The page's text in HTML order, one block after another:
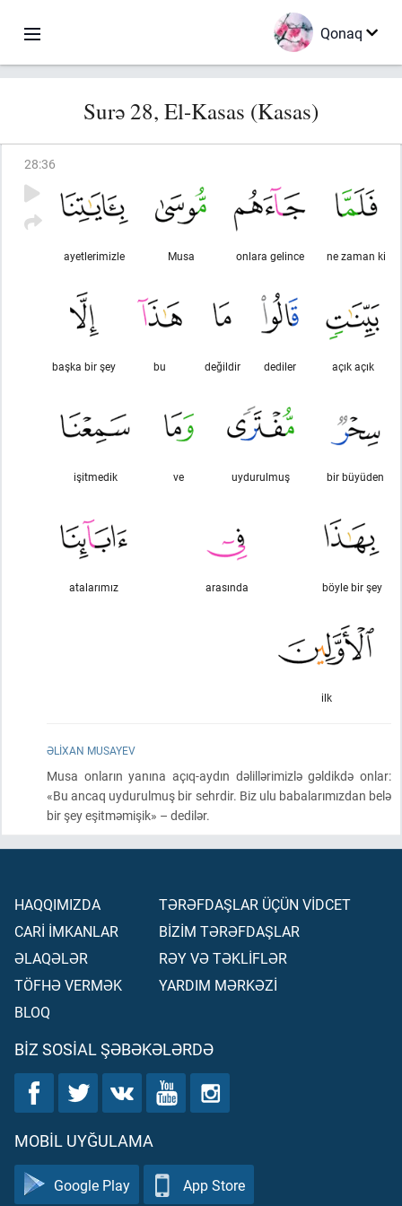
Qonaq
Surə 28, El-Kasas (Kasas)
28:36
ne zaman ki
onlara gelince
Musa
ayetlerimizle
açık açık
dediler
değildir
bu
başka bir şey
bir büyüden
uydurulmuş
ve
işitmedik
böyle bir şey
arasında
atalarımız
ilk
ƏLIXAN MUSAYEV
Musa onların yanına açıq-aydın dəlillərimizlə gəldikdə onlar:
«Bu ancaq uydurulmuş bir sehrdir. Biz ulu babalarımızdan belə
bir şey eşitməmişik» – dedilər.
HAQQIMIZDA
CARİ İMKANLAR
ƏLAQƏLƏR
TÖFHƏ VERMƏK
BLOQ
TƏRƏFDAŞLAR ÜÇÜN VİDCET
BİZİM TƏRƏFDAŞLAR
RƏY VƏ TƏKLİFLƏR
YARDIM MƏRKƏZİ
BIZ SOSIAL ŞƏBƏKƏLƏRDƏ
MOBIL UYĞULAMA
Google Play App Store